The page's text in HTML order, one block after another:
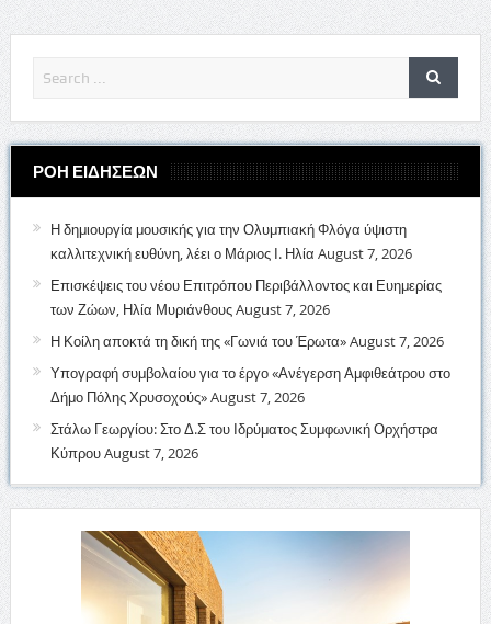
ΡΟΗ ΕΙΔΗΣΕΩΝ
Η δημιουργία μουσικής για την Ολυμπιακή Φλόγα ύψιστη
καλλιτεχνική ευθύνη, λέει ο Μάριος Ι. Ηλία August 7, 2026
Επισκέψεις του νέου Επιτρόπου Περιβάλλοντος και Ευημερίας
των Ζώων, Ηλία ΜυριάνθουςAugust 7, 2026
Η Κοίλη αποκτά τη δική της «Γωνιά του Έρωτα»August 7, 2026
Υπογραφή συμβολαίου για το έργο «Ανέγερση Αμφιθεάτρου στο
Δήμο Πόλης Χρυσοχούς»August 7, 2026
Στάλω Γεωργίου: Στο Δ.Σ του Ιδρύματος Συμφωνική Ορχήστρα
ΚύπρουAugust 7, 2026